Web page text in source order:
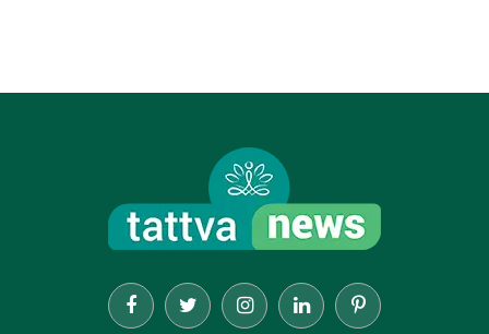
FacebookTwitter InstagramLinkedInPinterest